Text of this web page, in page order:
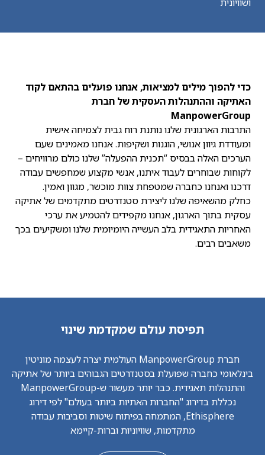
כדי להפוך מילים למציאות, אנחנו פועלים בהתאם לקוד
האתיקה וההתנהלות העסקית של חברת
ManpowerGroup
התרבות הארגונית שלנו נותנת רוח גבית לצמיחה אישית
ומעודדת גיוון אנושי, הוגנות ושקיפות. אנחנו מאמינים שעם
הערכים האלה בבסיס “תכנית ההפעלה” שלנו כולם מרוויחים –
לקוחות שבוחרים לעבוד איתנו, אנשי מקצוע שמחפשים עבודה
דרכנו ואנחנו כחברה שמטפחת צוות מוכשר, מגוון ואמין.
כחלק מהשאיפה שלנו ליצירת סטנדרטים מתקדמים של אתיקה
עסקית בתוך הארגון, אנחנו מקפידים להטמיע את ערכי
האחריות התאגידית בלב העשייה היומיומית שלנו ומשקיעים בכך
משאבים רבים.
תפיסת עולם שמקדמת שינוי
חברת ManpowerGroup העולמית יצרה לעצמה מוניטין
בינלאומי כחברה שפועלת בסטנדרטים הגבוהים ביותר של אתיקה
והתנהלות תאגידית. כבר יותר מעשור ש-ManpowerGroup
נכללת בדירוג "החברות האתיות ביותר בעולם" לפי דירוג
Ethisphere, המתמחה בפיתוח שיטות וסביבות עבודה
מתקדמות, שוויוניות וברות-קיימא